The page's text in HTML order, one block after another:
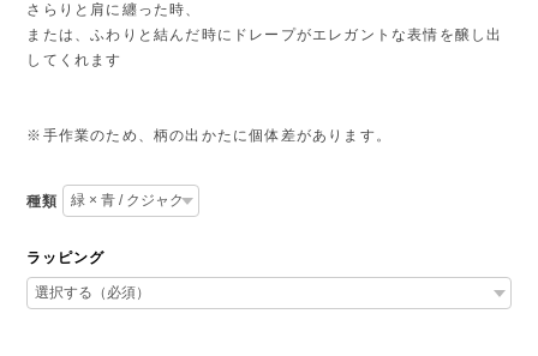
さらりと肩に纏った時、
または、ふわりと結んだ時にドレープがエレガントな表情を醸し出
してくれます
※手作業のため、柄の出かたに個体差があります。
種類
ラッピング